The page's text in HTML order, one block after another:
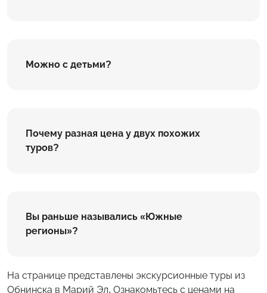
Можно с детьми?
Почему разная цена у двух похожих
туров?
Вы раньше назывались «Южные
регионы»?
На странице представлены экскурсионные туры из
Обнинска в Марий Эл. Ознакомьтесь с ценами на